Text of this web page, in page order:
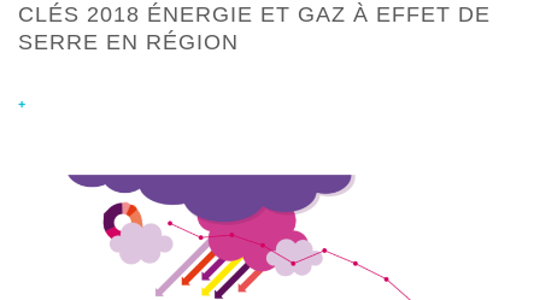
CLÉS 2018 ÉNERGIE ET GAZ À EFFET DE
SERRE EN RÉGION
+